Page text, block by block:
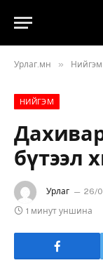
Урлаг.мн » Нийгэм
НИЙГЭМ
бүтээл
Урлаг 26/
1 минут уншина